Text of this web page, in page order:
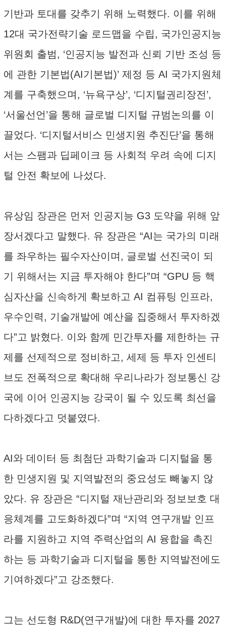
기반과 토대를 갖추기 위해 노력했다. 이를 위해
12대 국가전략기술 로드맵을 수립, 국가인공지능
위원회 출범, ‘인공지능 발전과 신뢰 기반 조성 등
에 관한 기본법(AI기본법)’ 제정 등 AI 국가지원체
계를 구축했으며, ‘뉴욕구상’, ‘디지털권리장전’,
‘서울선언’을 통해 글로벌 디지털 규범논의를 이
끌었다. ‘디지털서비스 민생지원 추진단’을 통해
서는 스팸과 딥페이크 등 사회적 우려 속에 디지
털 안전 확보에 나섰다.
유상임 장관은 먼저 인공지능 G3 도약을 위해 앞
장서겠다고 말했다. 유 장관은 “AI는 국가의 미래
를 좌우하는 필수자산이며, 글로벌 선진국이 되
기 위해서는 지금 투자해야 한다”며 “GPU 등 핵
심자산을 신속하게 확보하고 AI 컴퓨팅 인프라,
우수인력, 기술개발에 예산을 집중해서 투자하겠
다”고 밝혔다. 이와 함께 민간투자를 제한하는 규
제를 선제적으로 정비하고, 세제 등 투자 인센티
브도 전폭적으로 확대해 우리나라가 정보통신 강
국에 이어 인공지능 강국이 될 수 있도록 최선을
다하겠다고 덧붙였다.
AI와 데이터 등 최첨단 과학기술과 디지털을 통
한 민생지원 및 지역발전의 중요성도 빼놓지 않
았다. 유 장관은 “디지털 재난관리와 정보보호 대
응체계를 고도화하겠다”며 “지역 연구개발 인프
라를 지원하고 지역 주력산업의 AI 융합을 촉진
하는 등 과학기술과 디지털을 통한 지역발전에도
기여하겠다”고 강조했다.
그는 선도형 R&D(연구개발)에 대한 투자를 2027